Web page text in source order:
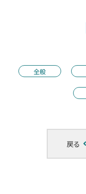
全般
戻る